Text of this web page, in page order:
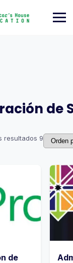
de
resultados 9
de